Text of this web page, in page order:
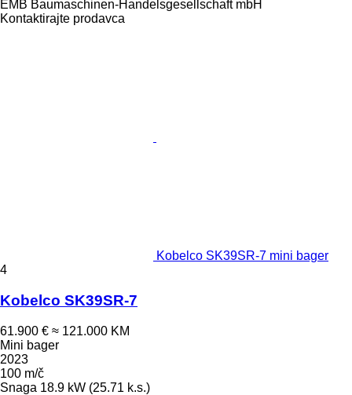
EMB Baumaschinen-Handelsgesellschaft mbH
Kontaktirajte prodavca
Kobelco SK39SR-7 mini bager
4
Kobelco SK39SR-7
61.900 € ≈ 121.000 KM
Mini bager
2023
100 m/č
Snaga 18.9 kW (25.71 k.s.)